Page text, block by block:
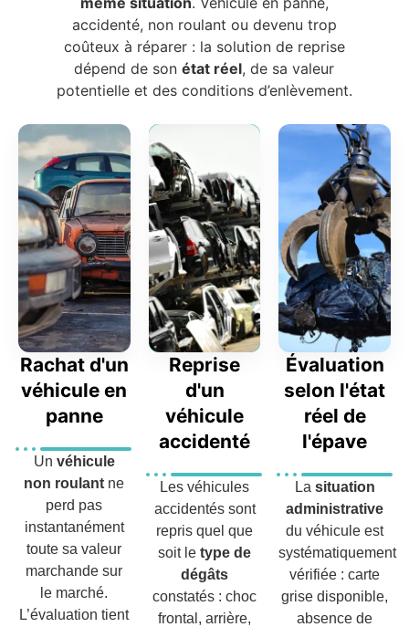
accidenté, non roulant ou devenu trop
coûteux à réparer : la solution de reprise
dépend de sonétat réel, de sa valeur
potentielle et des conditions d’enlèvement.
Rachat d'un
véhicule en
panne
Un véhicule
non roulant ne
perd pas
instantanément
toute sa valeur
marchande sur
le marché.
L’évaluation tient
Reprise
d'un
véhicule
accidenté
Les véhicules
accidentés sont
repris quel que
soit le type de
dégâts
constatés : choc
frontal, arrière,
Évaluation
selon l'état
réel de
l'épave
La situation
administrative
du véhicule est
systématiquement
vérifiée : carte
grise disponible,
absence de